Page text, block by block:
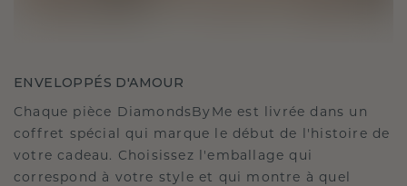
ENVELOPPÉS D'AMOUR
Chaque pièce DiamondsByMe est livrée dans un
coffret spécial qui marque le début de l'histoire de
votre cadeau. Choisissez l'emballage qui
correspond à votre style et qui montre à quel